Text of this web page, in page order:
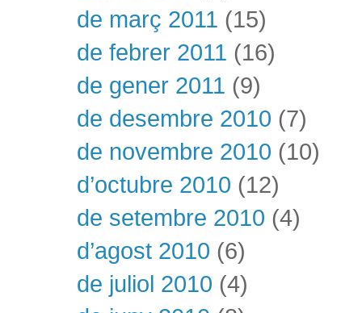
de març 2011 (15)
de febrer 2011 (16)
de gener 2011 (9)
de desembre 2010 (7)
de novembre 2010 (10)
d’octubre 2010 (12)
de setembre 2010 (4)
d’agost 2010 (6)
de juliol 2010 (4)